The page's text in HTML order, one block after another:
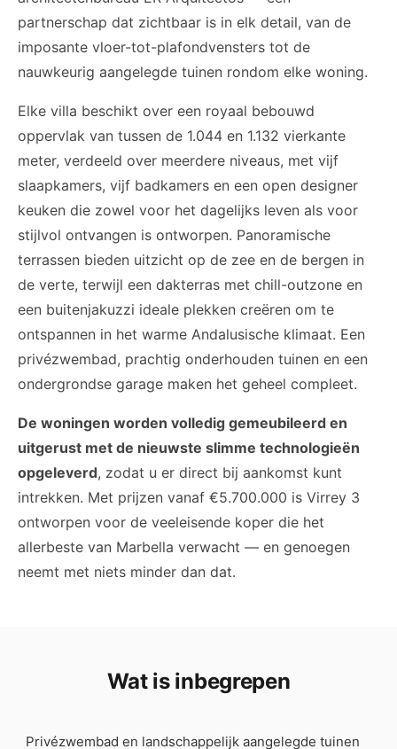
partnerschap dat zichtbaar is in elk detail, van de
imposante vloer-tot-plafondvensters tot de
nauwkeurig aangelegde tuinen rondom elke woning.
Elke villa beschikt over een royaal bebouwd
oppervlak van tussen de 1.044 en 1.132 vierkante
meter, verdeeld over meerdere niveaus, met vijf
slaapkamers, vijf badkamers en een open designer
keuken die zowel voor het dagelijks leven als voor
stijlvol ontvangen is ontworpen. Panoramische
terrassen bieden uitzicht op de zee en de bergen in
de verte, terwijl een dakterras met chill-outzone en
een buitenjakuzzi ideale plekken creëren om te
ontspannen in het warme Andalusische klimaat. Een
privézwembad, prachtig onderhouden tuinen en een
ondergrondse garage maken het geheel compleet.
De woningen worden volledig gemeubileerd en
uitgerust met de nieuwste slimme technologieën
opgeleverd, zodat u er direct bij aankomst kunt
intrekken. Met prijzen vanaf €5.700.000 is Virrey 3
ontworpen voor de veeleisende koper die het
allerbeste van Marbella verwacht — en genoegen
neemt met niets minder dan dat.
Wat is inbegrepen
Privézwembad en landschappelijk aangelegde tuinen